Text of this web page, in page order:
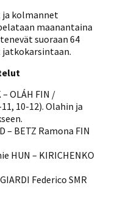
kolmannet
maanantaina
suoraan 64
jatkokarsintaan.
– OLÁH FIN /
10-12). Olahin ja
– BETZ Ramona FIN
HUN – KIRICHENKO
Federico SMR